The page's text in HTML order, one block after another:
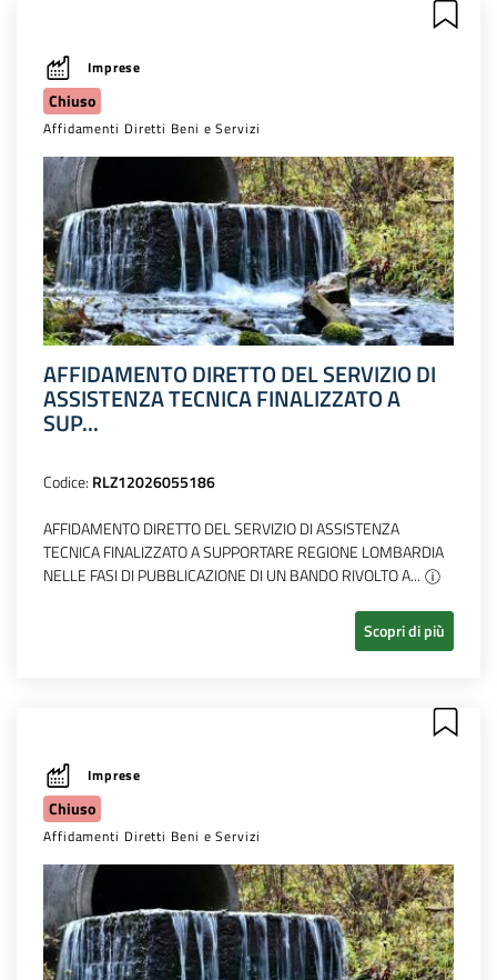
Imprese
Chiuso
Affidamenti Diretti Beni e Servizi
AFFIDAMENTO DIRETTO DEL SERVIZIO DI
ASSISTENZA TECNICA FINALIZZATO A
SUP...
Codice: RLZ12026055186
AFFIDAMENTO DIRETTO DEL SERVIZIO DI ASSISTENZA
TECNICA FINALIZZATO A SUPPORTARE REGIONE LOMBARDIA
NELLE FASI DI PUBBLICAZIONE DI UN BANDO RIVOLTO A...
Scopri di più
Imprese
Chiuso
Affidamenti Diretti Beni e Servizi